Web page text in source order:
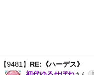
【9481】 RE:《ハーデス》